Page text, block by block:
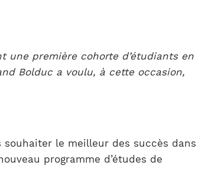
une première cohorte d’étudiants en
Bolduc a voulu, à cette occasion,
le meilleur des succès dans
programme d’études de